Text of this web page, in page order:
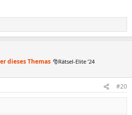
dieses Themas 🎅Rätsel-Elite ’24
#20